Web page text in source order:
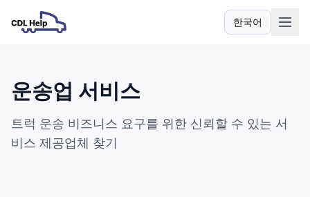
한국어
언어
운송업 서비스
트럭 운송 비즈니스 요구를 위한 신뢰할 수 있는 서
비스 제공업체 찾기